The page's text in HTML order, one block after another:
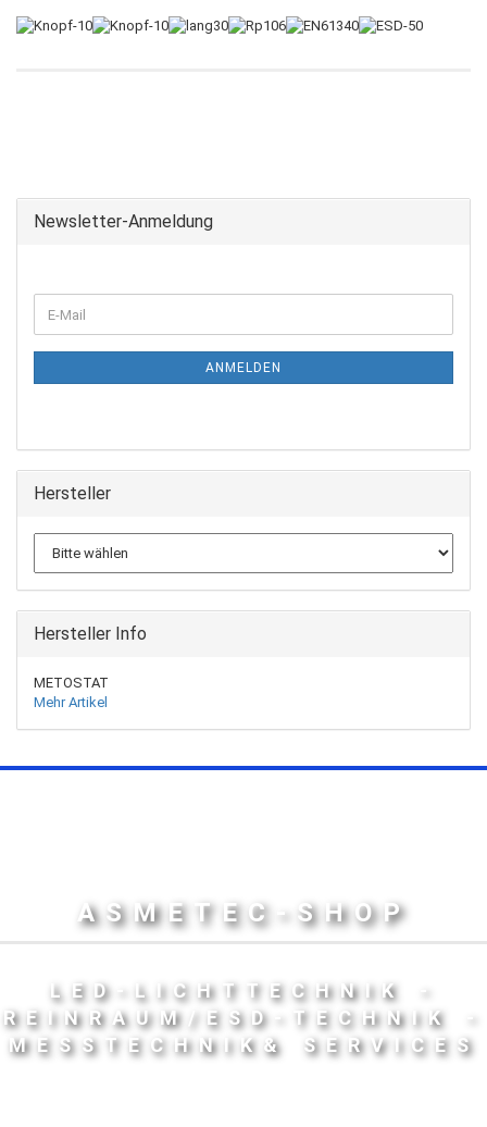
Newsletter-Anmeldung
ANMELDEN
Hersteller
Hersteller Info
METOSTAT
Mehr Artikel
ASMETEC-SHOP
LED-LICHTTECHNIK -
REINRAUM/ESD-TECHNIK -
MESSTECHNIK& SERVICES